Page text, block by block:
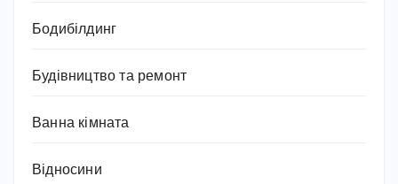
Бодибілдинг
Будівництво та ремонт
Ванна кімната
Відносини